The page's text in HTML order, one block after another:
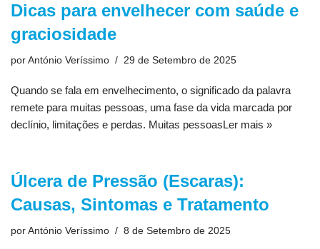
Dicas para envelhecer com saúde e
graciosidade
por António Veríssimo 29 de Setembro de 2025
Quando se fala em envelhecimento, o significado da palavra
remete para muitas pessoas, uma fase da vida marcada por
declínio, limitações e perdas. Muitas pessoasLer mais »
Úlcera de Pressão (Escaras):
Causas, Sintomas e Tratamento
por António Veríssimo 8 de Setembro de 2025